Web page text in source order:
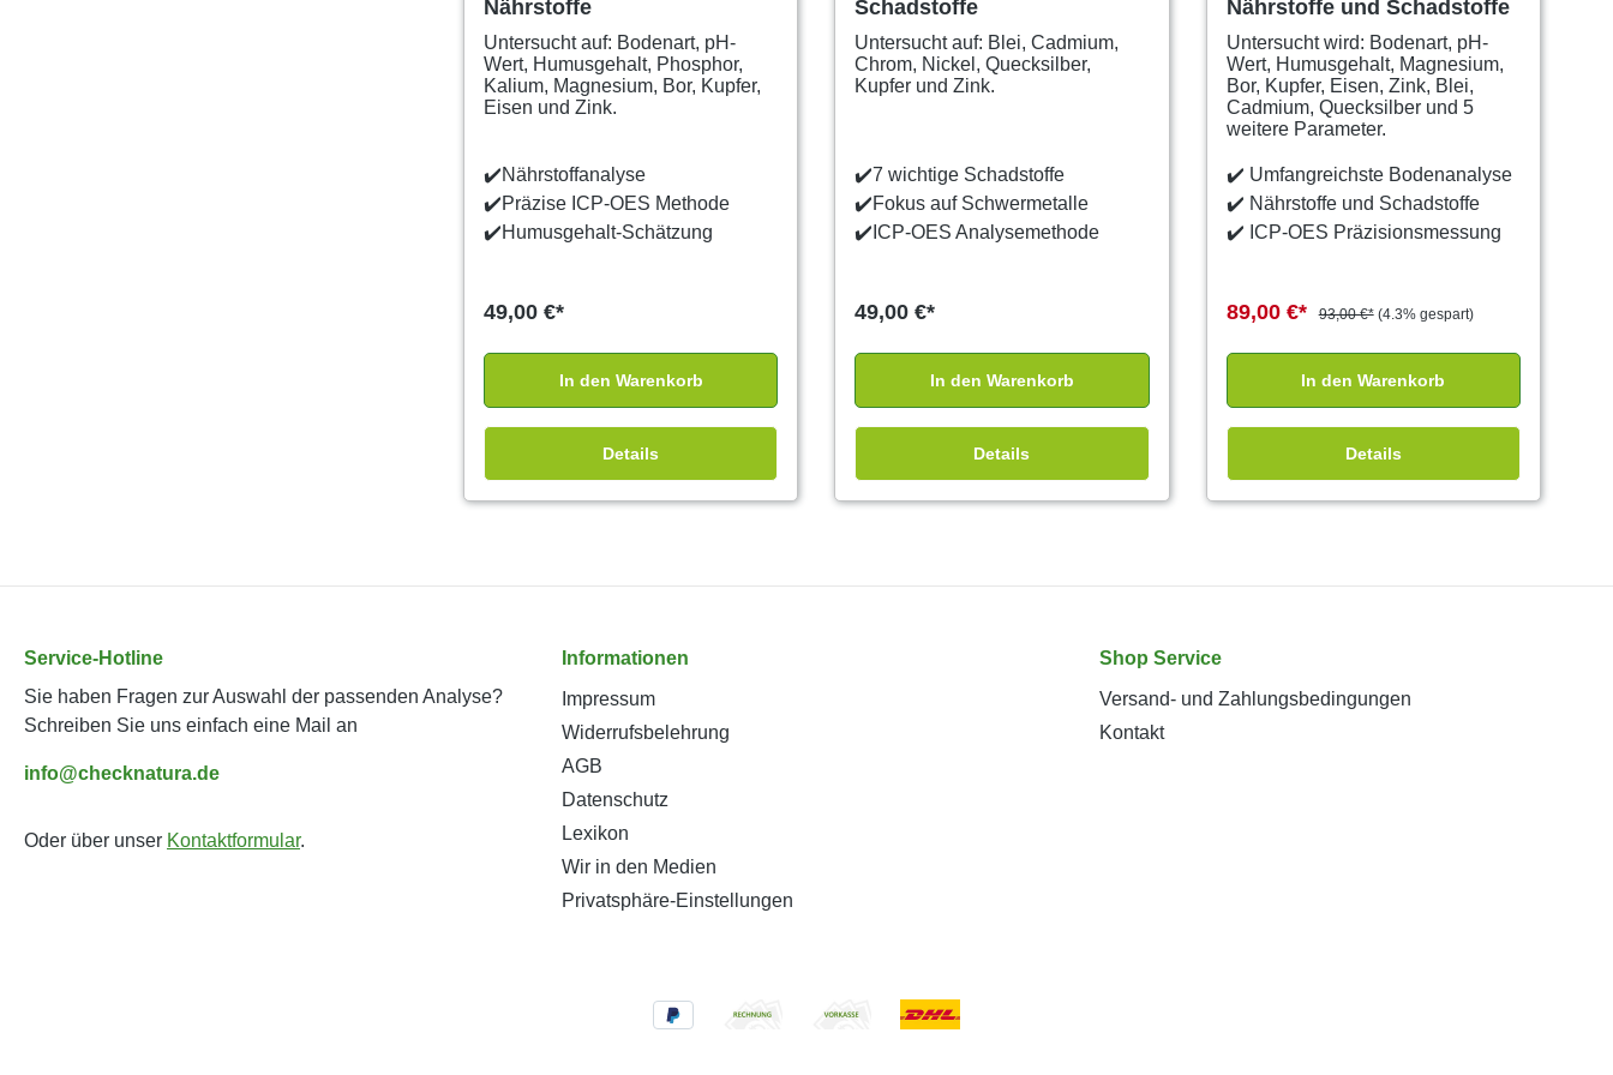
Nährstoffe
Untersucht auf: Bodenart, pH-
Wert, Humusgehalt, Phosphor,
Kalium, Magnesium, Bor, Kupfer,
Eisen und Zink.
✔️Nährstoffanalyse
✔️Präzise ICP-OES Methode
✔️Humusgehalt-Schätzung
49,00 €*
In den Warenkorb
Details
Schadstoffe
Untersucht auf: Blei, Cadmium,
Chrom, Nickel, Quecksilber,
Kupfer und Zink.
✔️7 wichtige Schadstoffe
✔️Fokus auf Schwermetalle
✔️ ICP-OES Analysemethode
49,00 €*
In den Warenkorb
Details
Nährstoffe und Schadstoffe
Untersucht wird: Bodenart, pH-
Wert, Humusgehalt, Magnesium,
Bor, Kupfer, Eisen, Zink, Blei,
Cadmium, Quecksilber und 5
weitere Parameter.
✔️ Umfangreichste Bodenanalyse
✔️ Nährstoffe und Schadstoffe
✔️ ICP-OES Präzisionsmessung
89,00 €* 93,00 €* (4.3% gespart)
In den Warenkorb
Details
Service-Hotline
Sie haben Fragen zur Auswahl der passenden Analyse?
Schreiben Sie uns einfach eine Mail an
info@checknatura.de
Oder über unser Kontaktformular.
Informationen
Impressum
Widerrufsbelehrung
AGB
Datenschutz
Lexikon
Wir in den Medien
Privatsphäre-Einstellungen
Shop Service
Versand- und Zahlungsbedingungen
Kontakt